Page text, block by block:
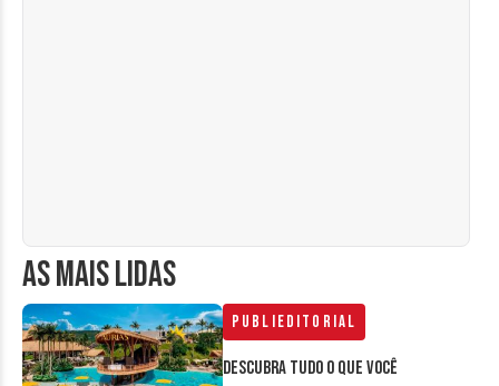
AS MAIS LIDAS
Publieditorial
Descubra tudo o que você